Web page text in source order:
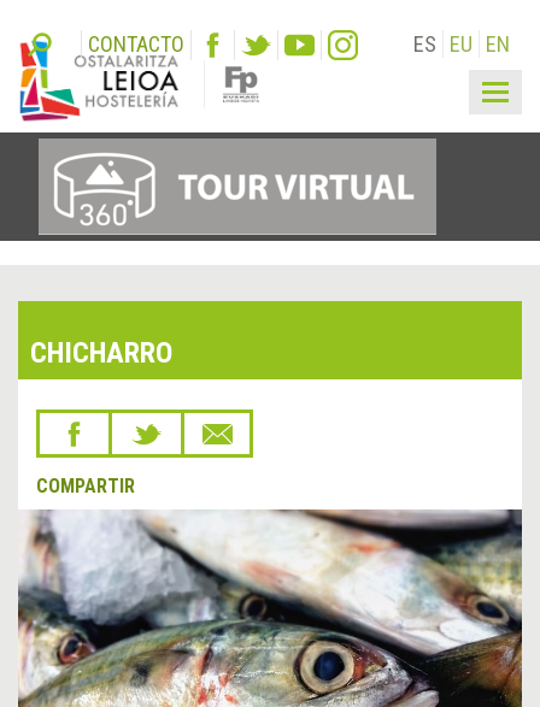
CONTACTO ES EU EN
CHICHARRO
COMPARTIR